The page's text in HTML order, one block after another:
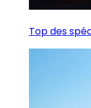
Top des